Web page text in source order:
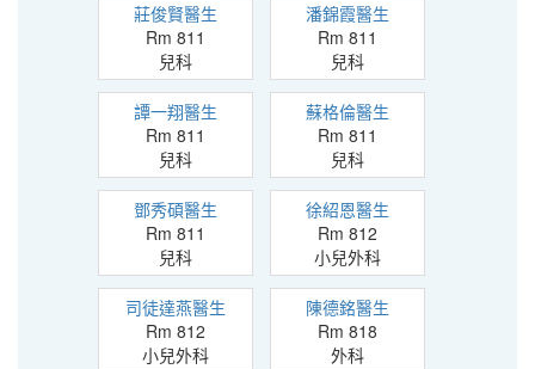
莊俊賢醫生
Rm 811
兒科
潘錦霞醫生
Rm 811
兒科
譚一翔醫生
Rm 811
兒科
蘇格倫醫生
Rm 811
兒科
鄧秀碩醫生
Rm 811
兒科
徐紹恩醫生
Rm 812
小兒外科
司徒達燕醫生
Rm 812
小兒外科
陳德銘醫生
Rm 818
外科